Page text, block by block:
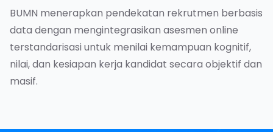
BUMN menerapkan pendekatan rekrutmen berbasis
data dengan mengintegrasikan asesmen online
terstandarisasi untuk menilai kemampuan kognitif,
nilai, dan kesiapan kerja kandidat secara objektif dan
masif.